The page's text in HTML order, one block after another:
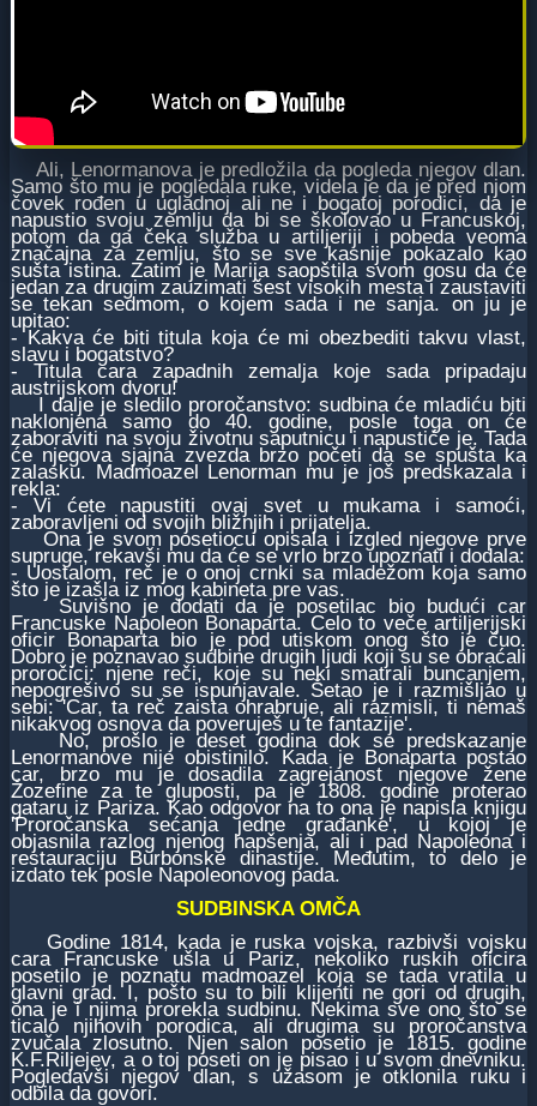
Ali, Lenormanova je predložila da pogleda njegov dlan.
Samo što mu je pogledala ruke, videla je da je pred njom
čovek rođen u ugladnoj ali ne i bogatoj porodici, da je
napustio svoju zemlju da bi se školovao u Francuskoj,
potom da ga čeka služba u artiljeriji i pobeda veoma
značajna za zemlju, što se sve kasnije pokazalo kao
sušta istina. Zatim je Marija saopštila svom gosu da će
jedan za drugim zauzimati šest visokih mesta i zaustaviti
se tekan sedmom, o kojem sada i ne sanja. on ju je
upitao:
- Kakva će biti titula koja će mi obezbediti takvu vlast,
slavu i bogatstvo?
- Titula cara zapadnih zemalja koje sada pripadaju
austrijskom dvoru!
I dalje je sledilo proročanstvo: sudbina će mladiću biti
naklonjena samo do 40. godine, posle toga on će
zaboraviti na svoju životnu saputnicu i napustiće je. Tada
će njegova sjajna zvezda brzo početi da se spušta ka
zalasku. Madmoazel Lenorman mu je još predskazala i
rekla:
- Vi ćete napustiti ovaj svet u mukama i samoći,
zaboravljeni od svojih bližnjih i prijatelja.
Ona je svom posetiocu opisala i izgled njegove prve
supruge, rekavši mu da će se vrlo brzo upoznati i dodala:
- Uostalom, reč je o onoj crnki sa mladežom koja samo
što je izašla iz mog kabineta pre vas.
Suvišno je dodati da je posetilac bio budući car
Francuske Napoleon Bonaparta. Celo to veče artiljerijski
oficir Bonaparta bio je pod utiskom onog što je čuo.
Dobro je poznavao sudbine drugih ljudi koji su se obraćali
proročici: njene reči, koje su neki smatrali buncanjem,
nepogrešivo su se ispunjavale. Šetao je i razmišljao u
sebi: 'Car, ta reč zaista ohrabruje, ali razmisli, ti nemaš
nikakvog osnova da poveruješ u te fantazije'.
No, prošlo je deset godina dok se predskazanje
Lenormanove nije obistinilo. Kada je Bonaparta postao
car, brzo mu je dosadila zagrejanost njegove žene
Žozefine za te gluposti, pa je 1808. godine proterao
gataru iz Pariza. Kao odgovor na to ona je napisla knjigu
'Proročanska sećanja jedne građanke', u kojoj je
objasnila razlog njenog hapšenja, ali i pad Napoleona i
restauraciju Burbonske dinastije. Međutim, to delo je
izdato tek posle Napoleonovog pada.
SUDBINSKA OMČA
Godine 1814, kada je ruska vojska, razbivši vojsku
cara Francuske ušla u Pariz, nekoliko ruskih oficira
posetilo je poznatu madmoazel koja se tada vratila u
glavni grad. I, pošto su to bili klijenti ne gori od drugih,
ona je i njima prorekla sudbinu. Nekima sve ono što se
ticalo njihovih porodica, ali drugima su proročanstva
zvučala zlosutno. Njen salon posetio je 1815. godine
K.F.Riljejev, a o toj poseti on je pisao i u svom dnevniku.
Pogledavši njegov dlan, s užasom je otklonila ruku i
odbila da govori.